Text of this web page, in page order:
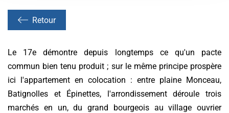
Retour
Le 17e démontre depuis longtemps ce qu'un pacte
commun bien tenu produit ; sur le même principe prospère
ici l'appartement en colocation : entre plaine Monceau,
Batignolles et Épinettes, l'arrondissement déroule trois
marchés en un, du grand bourgeois au village ouvrier